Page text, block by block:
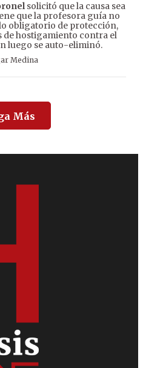
solicitó que la causa sea
que la profesora guía no
obligatorio de protección,
de hostigamiento contra el
luego se auto-eliminó.
Medina
Más